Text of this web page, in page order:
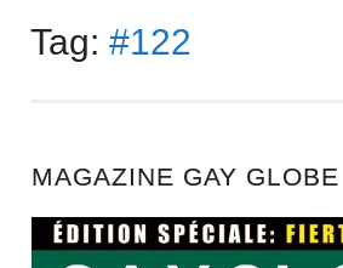
Main menu
content
Tag:#122
MAGAZINE GAY